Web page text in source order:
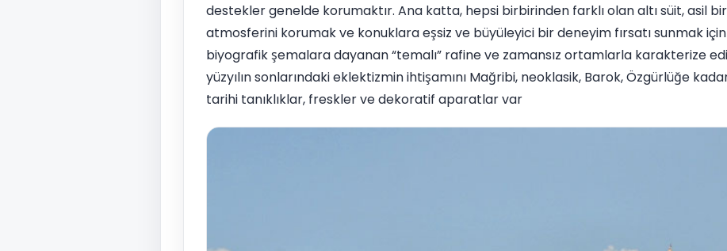
destekler genelde korumaktır. Ana katta, hepsi birbirinden farklı olan altı süit, asil
atmosferini korumak ve konuklara eşsiz ve büyüleyici bir deneyim fırsatı sunmak
biyografik şemalara dayanan “temalı” rafine ve zamansız ortamlarla karakterize
yüzyılın sonlarındaki eklektizmin ihtişamını Mağribi, neoklasik, Barok, Özgürlüğe
tarihi tanıklıklar, freskler ve dekoratif aparatlar var